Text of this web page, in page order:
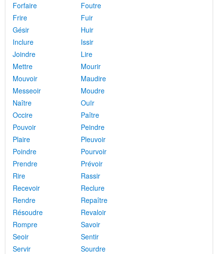
Forfaire
Foutre
Frire
Fuir
Gésir
Huir
Inclure
Issir
Joindre
Lire
Mettre
Mourir
Mouvoir
Maudire
Messeoir
Moudre
Naître
Ouïr
Occire
Paître
Pouvoir
Peindre
Plaire
Pleuvoir
Poindre
Pourvoir
Prendre
Prévoir
Rire
Rassir
Recevoir
Reclure
Rendre
Repaître
Résoudre
Revaloir
Rompre
Savoir
Seoir
Sentir
Servir
Sourdre